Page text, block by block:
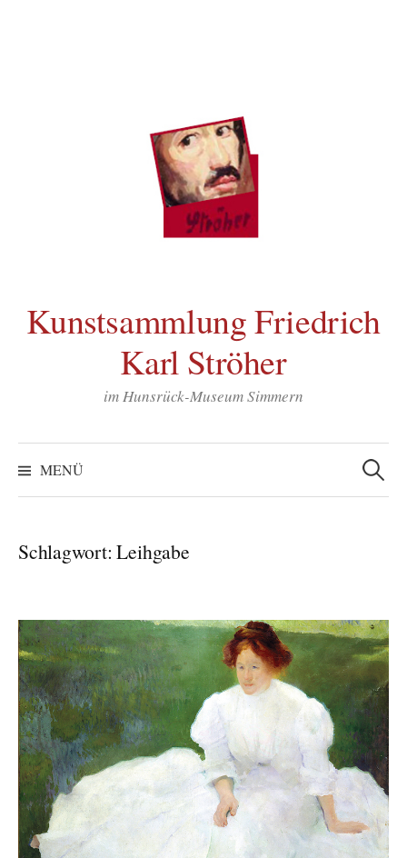
Kunstsammlung Friedrich
Karl Ströher
im Hunsrück-Museum Simmern
MENÜ
Suchen
nach:
Schlagwort:Leihgabe